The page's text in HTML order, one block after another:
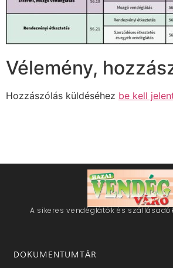
Vélemény,
Hozzászólás küldéséhez be kell
A sikeres vendéglátók és
DOKUMENTUMTÁR